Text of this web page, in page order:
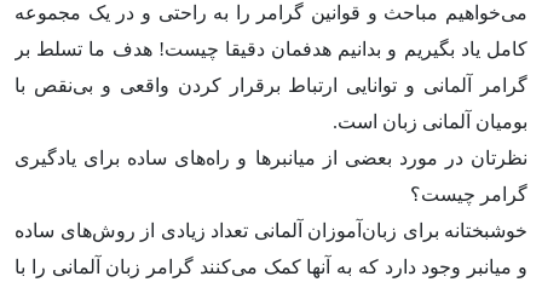
می‌خواهیم مباحث و قوانین گرامر را به راحتی و در یک مجموعه
کامل یاد بگیریم و بدانیم هدفمان دقیقا چیست! هدف ما تسلط بر
گرامر آلمانی و توانایی ارتباط برقرار کردن واقعی و بی­‌نقص با
بومیان آلمانی ­زبان است.
نظرتان در مورد بعضی از میانبرها و راه­‌های ساده برای یادگیری
گرامر چیست؟
خوشبختانه برای زبان‌آموزان آلمانی تعداد زیادی از روش­‌های ساده
و میانبر وجود دارد که به آن­ها کمک می­‌کنند گرامر زبان آلمانی را با